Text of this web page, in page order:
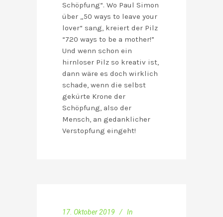
Schöpfung“. Wo Paul Simon
über „50 ways to leave your
lover“ sang, kreiert der Pilz
“720 ways to be a mother!”
Und wenn schon ein
hirnloser Pilz so kreativ ist,
dann wäre es doch wirklich
schade, wenn die selbst
gekürte Krone der
Schöpfung, also der
Mensch, an gedanklicher
Verstopfung eingeht!
17. Oktober 2019
In